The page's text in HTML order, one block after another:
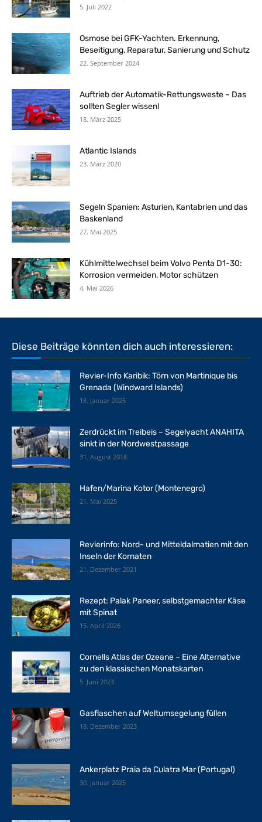
5. Juli 2022
Osmose bei GFK-Yachten. Erkennung,
Beseitigung, Reparatur, Sanierung und Schutz
22. September 2024
Auftrieb der Automatik-Rettungsweste – Das
sollten Segler wissen!
18. März 2025
Atlantic Islands
23. März 2020
Segeln Spanien: Asturien, Kantabrien und das
Baskenland
27. Mai 2025
Kühlmittelwechsel beim Volvo Penta D1-30:
Korrosion vermeiden, Motor schützen
4. Mai 2026
Diese Beiträge könnten dich auch interessieren:
Revier-Info Karibik: Törn von Martinique bis
Grenada (Windward Islands)
18. Januar 2025
Zerdrückt im Treibeis – Segelyacht ANAHITA
sinkt in der Nordwestpassage
31. August 2018
Hafen/Marina Kotor (Montenegro)
21. Mai 2025
Revierinfo: Nord- und Mitteldalmatien mit den
Inseln der Kornaten
21. Dezember 2021
Rezept: Palak Paneer, selbstgemachter Käse
mit Spinat
15. April 2026
Cornells Atlas der Ozeane – Eine Alternative
zu den klassischen Monatskarten
5. Juni 2023
Gasflaschen auf Weltumsegelung füllen
18. Dezember 2023
Ankerplatz Praia da Culatra Mar (Portugal)
30. Januar 2025